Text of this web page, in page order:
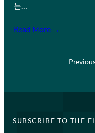
는…
Read More →
Previous
SUBSCRIBE TO THE